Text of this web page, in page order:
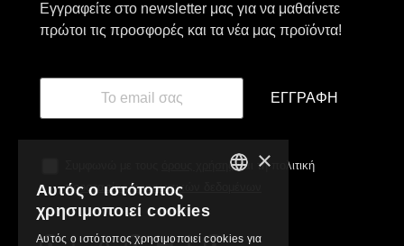
Εγγραφείτε στο newsletter μας για να μαθαίνετε
πρώτοι τις προσφορές και τα νέα μας προϊόντα!
ΕΓΓΡΑΦΉ
όρους χρήσηςκαι τη πολιτική
προστασίας προσωπικών δεδομένων
×
Αυτός ο ιστότοπος
χρησιμοποιεί cookies
Αυτός ο ιστότοπος χρησιμοποιεί cookies για